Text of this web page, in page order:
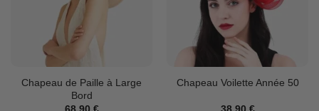
Chapeau de Paille à Large
Bord
Chapeau Voilette Année 50